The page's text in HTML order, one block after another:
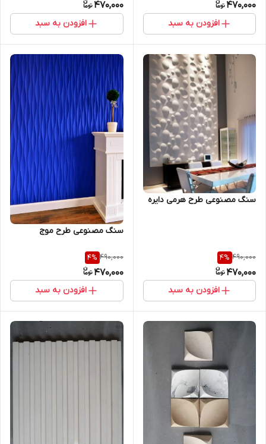
470,000
افزودن به سبد
470,000
افزودن به سبد
سنگ مصنوعی طرح هرمی دایره
490,000
4%
470,000
افزودن به سبد
سنگ مصنوعی طرح موج
490,000
4%
470,000
افزودن به سبد